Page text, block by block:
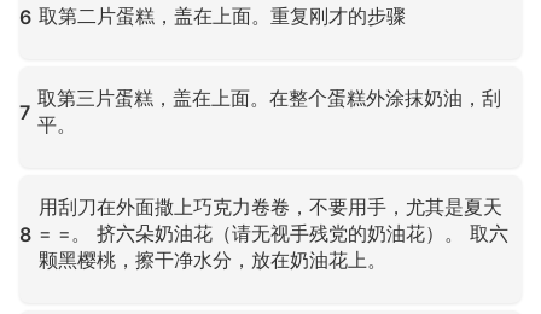
6 取第二片蛋糕，盖在上面。重复刚才的步骤
7
取第三片蛋糕，盖在上面。在整个蛋糕外涂抹奶油，刮
平。
8
用刮刀在外面撒上巧克力卷卷，不要用手，尤其是夏天
= =。 挤六朵奶油花（请无视手残党的奶油花）。 取六
颗黑樱桃，擦干净水分，放在奶油花上。